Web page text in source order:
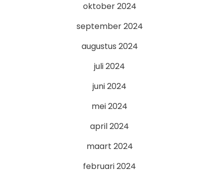
oktober 2024
september 2024
augustus 2024
juli 2024
juni 2024
mei 2024
april 2024
maart 2024
februari 2024